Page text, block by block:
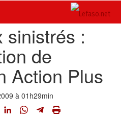
Inondations au Burkina
sinistrés :
de
Action Plus
à 01h29min